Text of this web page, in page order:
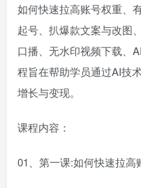
如何快速拉高账号权重、
起号、扒爆款文案与改图
口播、无水印视频下载、
程旨在帮助学员通过AI技
增长与变现。
课程内容：
01、第一课:如何快速拉高